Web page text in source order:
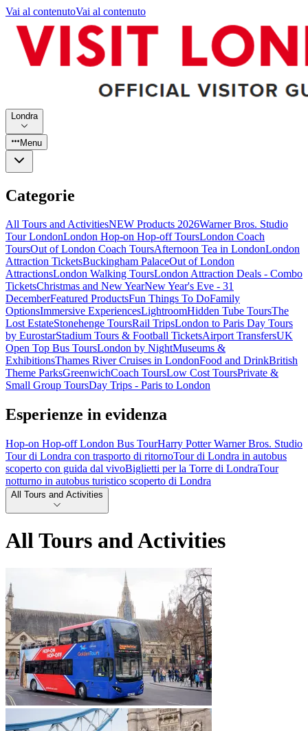
Vai al contenutoVai al contenuto
Londra
Menu
Categorie
All Tours and ActivitiesNEW Products 2026Warner Bros. Studio
Tour LondonLondon Hop-on Hop-off ToursLondon Coach
ToursOut of London Coach ToursAfternoon Tea in LondonLondon
Attraction TicketsBuckingham PalaceOut of London
AttractionsLondon Walking ToursLondon Attraction Deals - Combo
TicketsChristmas and New YearNew Year's Eve - 31
DecemberFeatured ProductsFun Things To DoFamily
OptionsImmersive ExperiencesLightroomHidden Tube ToursThe
Lost EstateStonehenge ToursRail TripsLondon to Paris Day Tours
by EurostarStadium Tours & Football TicketsAirport TransfersUK
Open Top Bus ToursLondon by NightMuseums &
ExhibitionsThames River Cruises in LondonFood and DrinkBritish
Theme ParksGreenwichCoach ToursLow Cost ToursPrivate &
Small Group ToursDay Trips - Paris to London
Esperienze in evidenza
Hop-on Hop-off London Bus TourHarry Potter Warner Bros. Studio
Tour di Londra con trasporto di ritornoTour di Londra in autobus
scoperto con guida dal vivoBiglietti per la Torre di LondraTour
notturno in autobus turistico scoperto di Londra
All Tours and Activities
All Tours and Activities